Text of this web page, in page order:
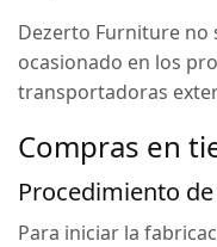
Dezerto Furniture no
ocasionado en los
transportadoras
Compras en
Procedimiento
Para iniciar la